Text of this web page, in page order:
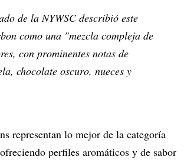
de la NYWSC describió este
como una "mezcla compleja de
con prominentes notas de
chocolate oscuro, nueces y
representan lo mejor de la categoría
perfiles aromáticos y de sabor